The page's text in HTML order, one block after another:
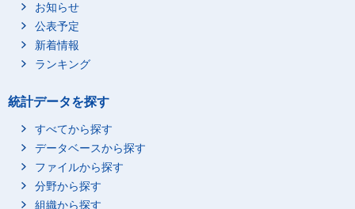
お知らせ
公表予定
新着情報
ランキング
統計データを探す
すべてから探す
データベースから探す
ファイルから探す
分野から探す
組織から探す